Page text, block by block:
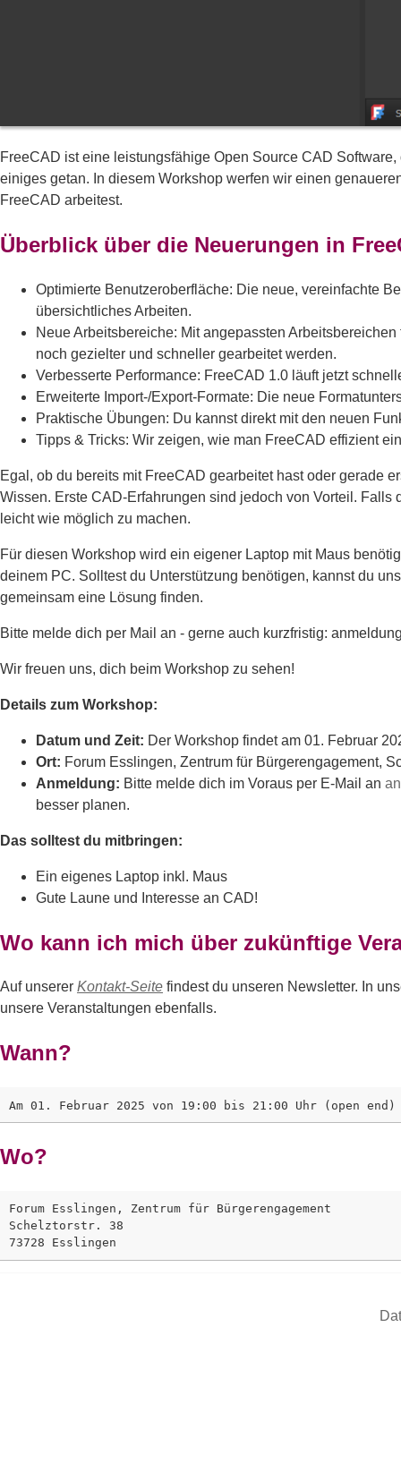
FreeCAD ist eine leistungsfähige Open Source CAD
einiges getan. In diesem Workshop werfen wir einen
FreeCAD arbeitest.
Überblick über die Neuerungen in
Optimierte Benutzeroberfläche: Die neue, vereinfachte
übersichtliches Arbeiten.
Neue Arbeitsbereiche: Mit angepassten
noch gezielter und schneller gearbeitet werden.
Verbesserte Performance: FreeCAD 1.0 läuft jetzt
Erweiterte Import-/Export-Formate: Die neue
Praktische Übungen: Du kannst direkt mit den neuen
Tipps & Tricks: Wir zeigen, wie man FreeCAD effizient
Egal, ob du bereits mit FreeCAD gearbeitet hast oder gerade
Wissen. Erste CAD-Erfahrungen sind jedoch von Vorteil.
leicht wie möglich zu machen.
Für diesen Workshop wird ein eigener Laptop mit Maus
deinem PC. Solltest du Unterstützung benötigen, kannst du
gemeinsam eine Lösung finden.
Bitte melde dich per Mail an - gerne auch kurzfristig:
Wir freuen uns, dich beim Workshop zu sehen!
Details zum Workshop:
Datum und Zeit: Der Workshop findet am 01. Februar
Ort: Forum Esslingen, Zentrum für Bürgerengagement,
Anmeldung: Bitte melde dich im Voraus per E-Mail an
besser planen.
Das solltest du mitbringen:
Ein eigenes Laptop inkl. Maus
Gute Laune und Interesse an CAD!
Wo kann ich mich über zukünftige
Auf unserer Kontakt-Seite findest du unseren Newsletter. In
unsere Veranstaltungen ebenfalls.
Wann?
Wo?
Forum Esslingen, Zentrum für Bürgerengagement
Schelztorstr. 38